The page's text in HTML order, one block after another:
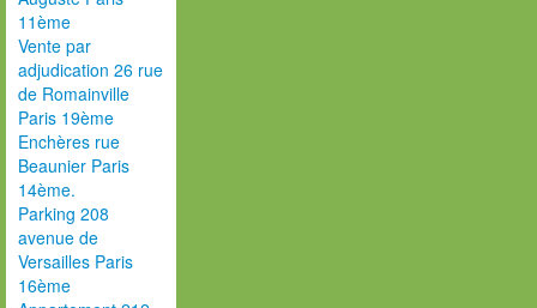
11ème
Vente par
adjudication 26 rue
de Romainville
Paris 19ème
Enchères rue
Beaunier Paris
14ème.
Parking 208
avenue de
Versailles Paris
16ème